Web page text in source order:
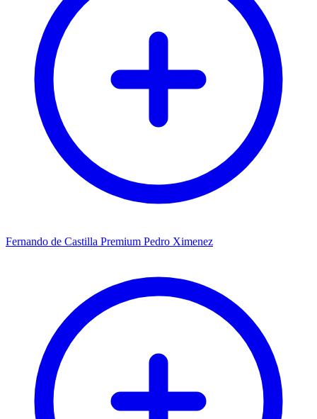
Fernando de Castilla Premium Pedro Ximenez